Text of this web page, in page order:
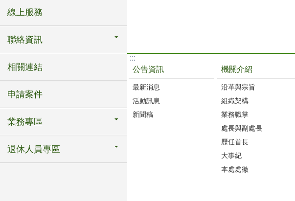
線上服務
聯絡資訊
相關連結
申請案件
業務專區
退休人員專區
:::
公告資訊
最新消息
活動訊息
新聞稿
機關介紹
沿革與宗旨
組織架構
業務職掌
處長與副處長
歷任首長
大事紀
本處處徽